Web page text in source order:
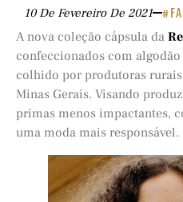
10 De Fevereiro De 2021
A nova coleção cápsula da
confeccionados com
colhido por produtoras
Minas Gerais. Visando
primas menos impactantes,
uma moda mais responsável.